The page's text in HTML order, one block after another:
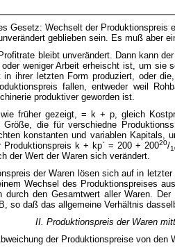
Gesetz: Wechselt der
geblieben sein. Es muß aber
bleibt unverändert. Dann kann
weniger Arbeit erheischt ist, um sie
ihrer letzten Form produziert, oder
fallen, entweder weil
produktiver geworden ist.
wie früher gezeigt, = k + p, gleich
Größe, die für verschiedne
konstanten und variablen
k + kp` = 200 + 20020/
der Wert der Waren sich verändert.
der Waren lösen sich auf in
Wechsel des Produktionspreises
durch den Gesamtwert aller Waren.
so daß das allgemeine Verhältnis
II. Produktionspreis der Waren
der Produktionspreise von den